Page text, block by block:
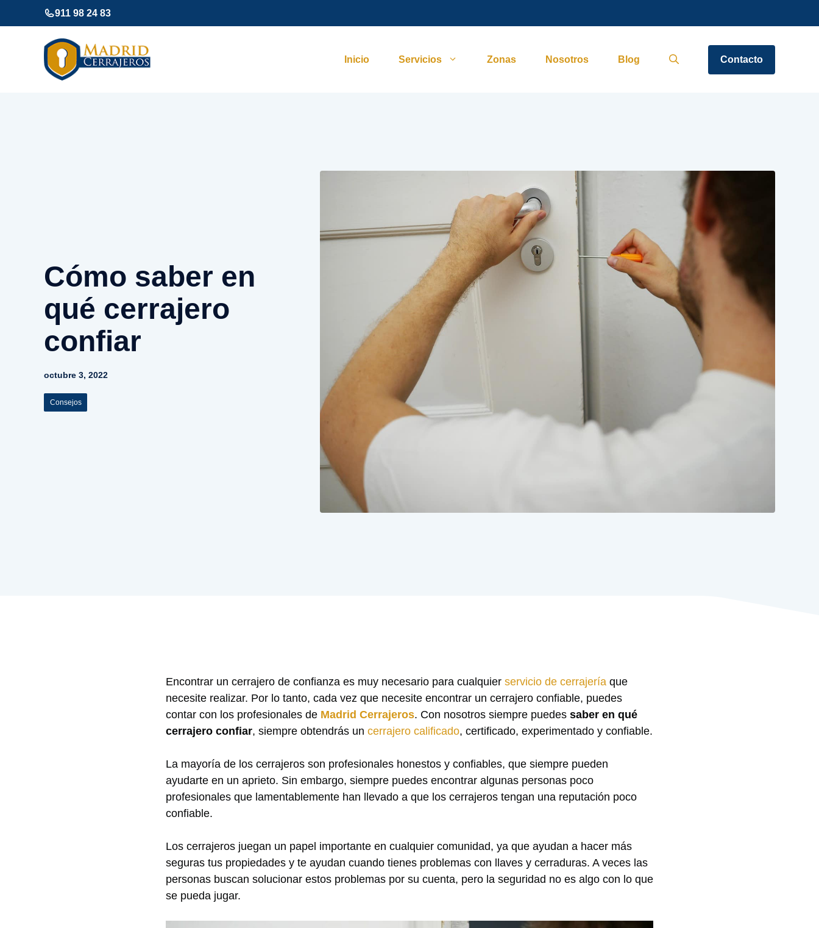
al
911 98 24 83
Inicio Servicios Zonas Nosotros Blog Contacto
Cómo saber en
qué cerrajero
confiar
octubre 3, 2022
Consejos
Encontrar un cerrajero de confianza es muy necesario para cualquier servicio de cerrajería que
necesite realizar. Por lo tanto, cada vez que necesite encontrar un cerrajero confiable, puedes
contar con los profesionales de Madrid Cerrajeros. Con nosotros siempre puedes saber en qué
cerrajero confiar, siempre obtendrás un cerrajero calificado, certificado, experimentado y confiable.
La mayoría de los cerrajeros son profesionales honestos y confiables, que siempre pueden
ayudarte en un aprieto. Sin embargo, siempre puedes encontrar algunas personas poco
profesionales que lamentablemente han llevado a que los cerrajeros tengan una reputación poco
confiable.
Los cerrajeros juegan un papel importante en cualquier comunidad, ya que ayudan a hacer más
seguras tus propiedades y te ayudan cuando tienes problemas con llaves y cerraduras. A veces las
personas buscan solucionar estos problemas por su cuenta, pero la seguridad no es algo con lo que
se pueda jugar.